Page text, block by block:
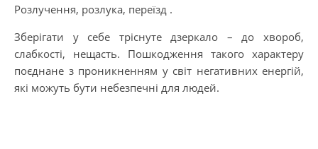
Розлучення, розлука, переїзд .
Зберігати у себе тріснуте дзеркало – до хвороб,
слабкості, нещасть. Пошкодження такого характеру
поєднане з проникненням у світ негативних енергій,
які можуть бути небезпечні для людей.